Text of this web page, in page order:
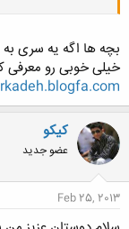
. لطفاً پیش از
درخواست خود را
3.لطفا کتاب درخواستی
نام کامل کتاب به زبان
نام نویسنده کتاب
لینک سایت آمازون
---------------------
بچه ها اگه یه سری
خیلی خوبی رو معرفی
کیکو
عضو جدید
Feb 25, 2013